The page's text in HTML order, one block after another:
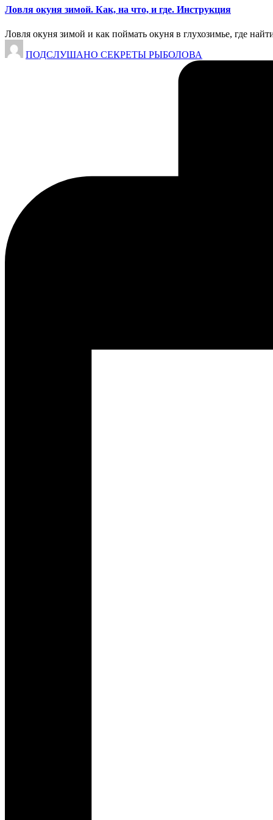
Ловля окуня зимой. Как, на что, и где. Инструкция
Ловля окуня зимой и как поймать окуня в глухозимье, где
Запись
от
ПОДСЛУШАНО СЕКРЕТЫ РЫБОЛОВА